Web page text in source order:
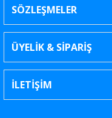
SÖZLEŞMELER
ÜYELİK & SİPARİŞ
İLETİŞİM